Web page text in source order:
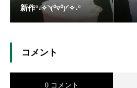
新作°˖✧◝(⁰▿⁰)◜✧˖°
コメント
0 コメント